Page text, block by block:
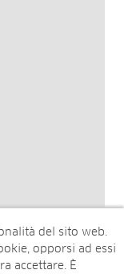
del sito web.
opporsi ad essi
accettare. È